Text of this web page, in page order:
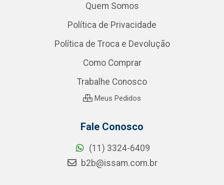
Quem Somos
Política de Privacidade
Política de Troca e Devolução
Como Comprar
Trabalhe Conosco
Meus Pedidos
Fale Conosco
(11) 3324-6409
b2b@issam.com.br